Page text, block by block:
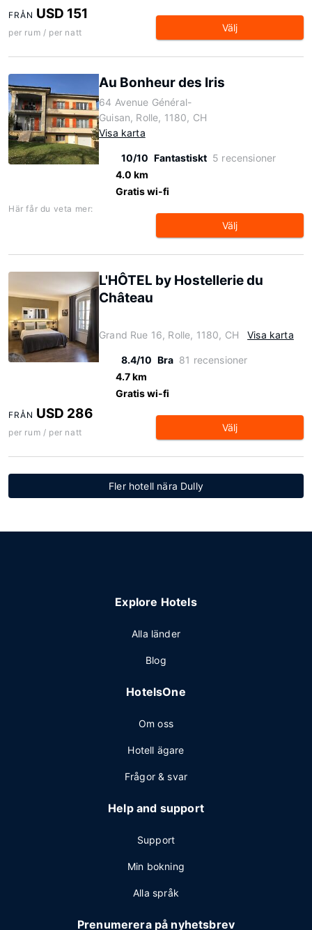
FRÅN USD 151
per rum / per natt Välj
Au Bonheur des Iris
64 Avenue Général-
Guisan, Rolle, 1180, CH
Visa karta
10/10 Fantastiskt 5 recensioner
4.0 km
Gratis wi-fi
Här får du veta mer:
Välj
L'HÔTEL by Hostellerie du
Château
Grand Rue 16, Rolle, 1180, CH Visa karta
8.4/10 Bra 81 recensioner
4.7 km
Gratis wi-fi
FRÅN USD 286
per rum / per natt Välj
Fler hotell nära Dully
Explore Hotels
Alla länder
Blog
HotelsOne
Om oss
Hotell ägare
Frågor & svar
Help and support
Support
Min bokning
Alla språk
Prenumerera på nyhetsbrev